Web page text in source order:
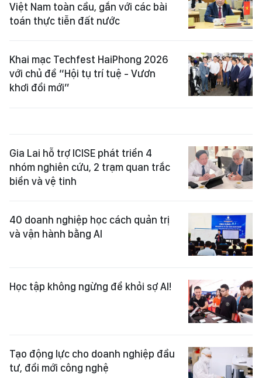
Việt Nam toàn cầu, gắn với các bài
toán thực tiễn đất nước
Khai mạc Techfest HaiPhong 2026
với chủ đề “Hội tụ trí tuệ - Vươn
khơi đổi mới”
Gia Lai hỗ trợ ICISE phát triển 4
nhóm nghiên cứu, 2 trạm quan trắc
biển và vệ tinh
40 doanh nghiệp học cách quản trị
và vận hành bằng AI
Học tập không ngừng để khỏi sợ AI!
Tạo động lực cho doanh nghiệp đầu
tư, đổi mới công nghệ